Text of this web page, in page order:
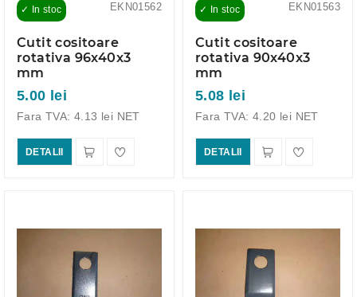
EKN01562
✓ In stoc
Cutit cositoare
rotativa 96x40x3
mm
5.00 lei
Fara TVA: 4.13 lei NET
DETALII
EKN01563
✓ In stoc
Cutit cositoare
rotativa 90x40x3
mm
5.08 lei
Fara TVA: 4.20 lei NET
DETALII